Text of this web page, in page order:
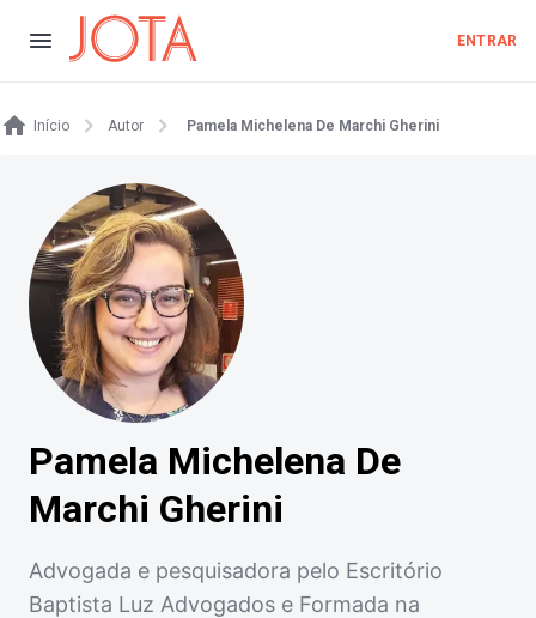
ENTRAR
Início Autor Pamela Michelena De Marchi Gherini
Pamela Michelena De
Marchi Gherini
Advogada e pesquisadora pelo Escritório
Baptista Luz Advogados e Formada na